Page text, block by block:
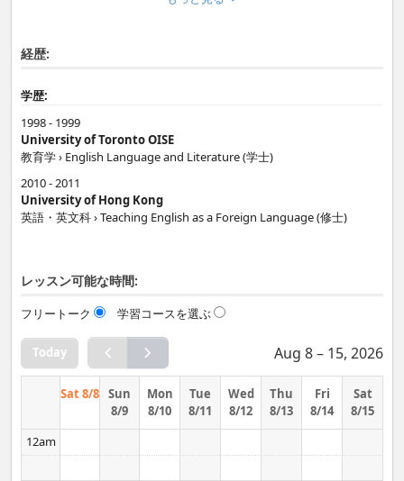
others, shopping, reading etc.
経歴:
学歴:
1998 - 1999
University of Toronto OISE
教育学 › English Language and Literature (学士)
2010 - 2011
University of Hong Kong
英語・英文科 › Teaching English as a Foreign Language (修士)
レッスン可能な時間:
フリートーク 学習コースを選ぶ
Today Aug 8 – 15, 2026
Sat 8/8 Sun
8/9
Mon
8/10
Tue
8/11
Wed
8/12
Thu
8/13
Fri
8/14
Sat
8/15
12am